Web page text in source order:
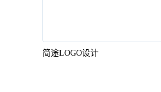
简途LOGO设计